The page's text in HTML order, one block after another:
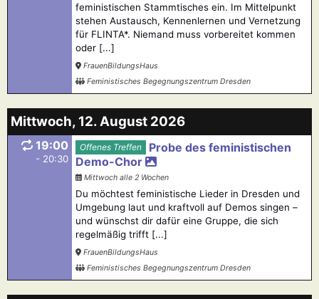
feministischen Stammtisches ein. Im Mittelpunkt
stehen Austausch, Kennenlernen und Vernetzung
für FLINTA*. Niemand muss vorbereitet kommen
oder [...]
FrauenBildungsHaus
Feministisches Begegnungszentrum Dresden
Mittwoch, 12. August 2026
19:00
- 20:30
Offenes Treffen
Probe des feministischen
Demo-Chor
Mittwoch alle 2 Wochen
Du möchtest feministische Lieder in Dresden und
Umgebung laut und kraftvoll auf Demos singen –
und wünschst dir dafür eine Gruppe, die sich
regelmäßig trifft [...]
FrauenBildungsHaus
Feministisches Begegnungszentrum Dresden